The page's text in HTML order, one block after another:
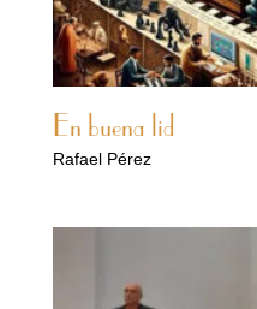
En buena lid
Rafael Pérez